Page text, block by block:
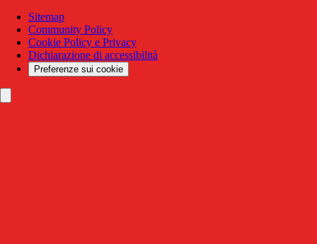
Sitemap
Community Policy
Cookie Policy e Privacy
Dichiarazione di accessibilità
Preferenze sui cookie